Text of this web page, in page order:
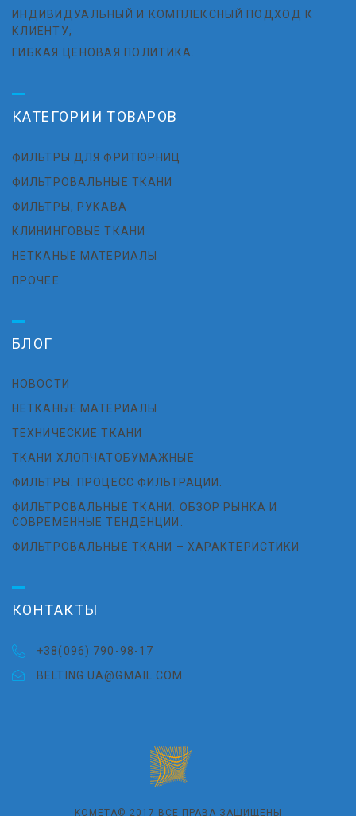
ИНДИВИДУАЛЬНЫЙ И КОМПЛЕКСНЫЙ ПОДХОД К
КЛИЕНТУ;
ГИБКАЯ ЦЕНОВАЯ ПОЛИТИКА.
КАТЕГОРИИ ТОВАРОВ
ФИЛЬТРЫ ДЛЯ ФРИТЮРНИЦ
ФИЛЬТРОВАЛЬНЫЕ ТКАНИ
ФИЛЬТРЫ, РУКАВА
КЛИНИНГОВЫЕ ТКАНИ
НЕТКАНЫЕ МАТЕРИАЛЫ
ПРОЧЕЕ
БЛОГ
НОВОСТИ
НЕТКАНЫЕ МАТЕРИАЛЫ
ТЕХНИЧЕСКИЕ ТКАНИ
ТКАНИ ХЛОПЧАТОБУМАЖНЫЕ
ФИЛЬТРЫ. ПРОЦЕСС ФИЛЬТРАЦИИ.
ФИЛЬТРОВАЛЬНЫЕ ТКАНИ. ОБЗОР РЫНКА И
СОВРЕМЕННЫЕ ТЕНДЕНЦИИ.
ФИЛЬТРОВАЛЬНЫЕ ТКАНИ – ХАРАКТЕРИСТИКИ
КОНТАКТЫ
+38(096) 790-98-17
BELTING.UA@GMAIL.COM
KOMETA© 2017 ВСЕ ПРАВА ЗАЩИЩЕНЫ